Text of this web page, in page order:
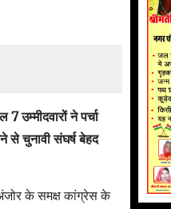
उम्मीदवारों ने पर्चा
से चुनावी संघर्ष बेहद
के समक्ष कांग्रेस के